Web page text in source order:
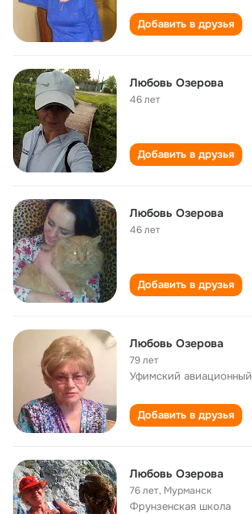
Добавить в друзья
Любовь Озерова
46 лет
Добавить в друзья
Любовь Озерова
46 лет
Добавить в друзья
Любовь Озерова
79 лет
Уфимский
Добавить в друзья
Любовь Озерова
76 лет, Мурманск
Фрунзенская школа